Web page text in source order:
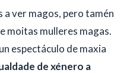
ver magos, pero tamén
moitas mulleres magas.
espectáculo de maxia
de xénero a